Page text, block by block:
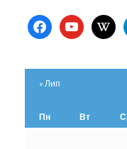
facebookyoutube
Пн Вт
« Лип